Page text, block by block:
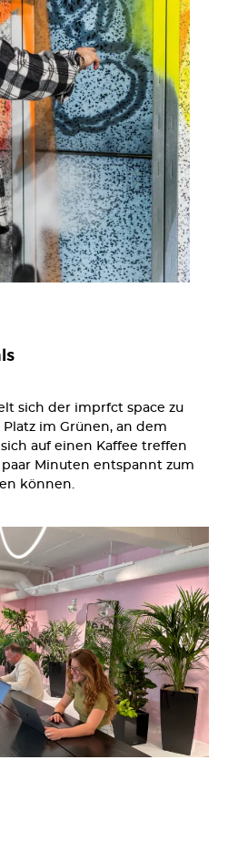
sich der imprfct space zu
im Grünen, an dem
auf einen Kaffee treffen
Minuten entspannt zum
können.